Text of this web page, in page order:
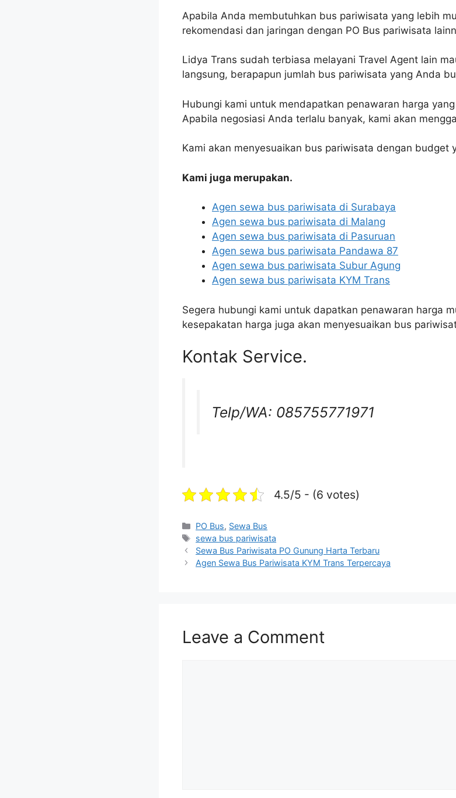
Apabila Anda membutuhkan bus pariwisata yang lebih
rekomendasi dan jaringan dengan PO Bus pariwisata
Lidya Trans sudah terbiasa melayani Travel Agent lain
langsung, berapapun jumlah bus pariwisata yang Anda
Hubungi kami untuk mendapatkan penawaran harga
Apabila negosiasi Anda terlalu banyak, kami akan
Kami akan menyesuaikan bus pariwisata dengan budget
Kami juga merupakan.
Agen sewa bus pariwisata di Surabaya
Agen sewa bus pariwisata di Malang
Agen sewa bus pariwisata di Pasuruan
Agen sewa bus pariwisata Pandawa 87
Agen sewa bus pariwisata Subur Agung
Agen sewa bus pariwisata KYM Trans
Segera hubungi kami untuk dapatkan penawaran harga
kesepakatan harga juga akan menyesuaikan bus
Kontak Service.
Telp/WA: 085755771971
4.5/5 - (6 votes)
Categories
PO Bus, Sewa Bus
Tags
sewa bus pariwisata
Sewa Bus Pariwisata PO Gunung Harta Terbaru
Agen Sewa Bus Pariwisata KYM Trans Terpercaya
Leave a Comment